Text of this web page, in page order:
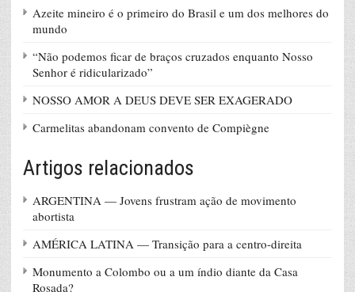
Azeite mineiro é o primeiro do Brasil e um dos melhores do
mundo
“Não podemos ficar de braços cruzados enquanto Nosso
Senhor é ridicularizado”
NOSSO AMOR A DEUS DEVE SER EXAGERADO
Carmelitas abandonam convento de Compiègne
Artigos relacionados
ARGENTINA — Jovens frustram ação de movimento
abortista
AMÉRICA LATINA — Transição para a centro-direita
Monumento a Colombo ou a um índio diante da Casa
Rosada?